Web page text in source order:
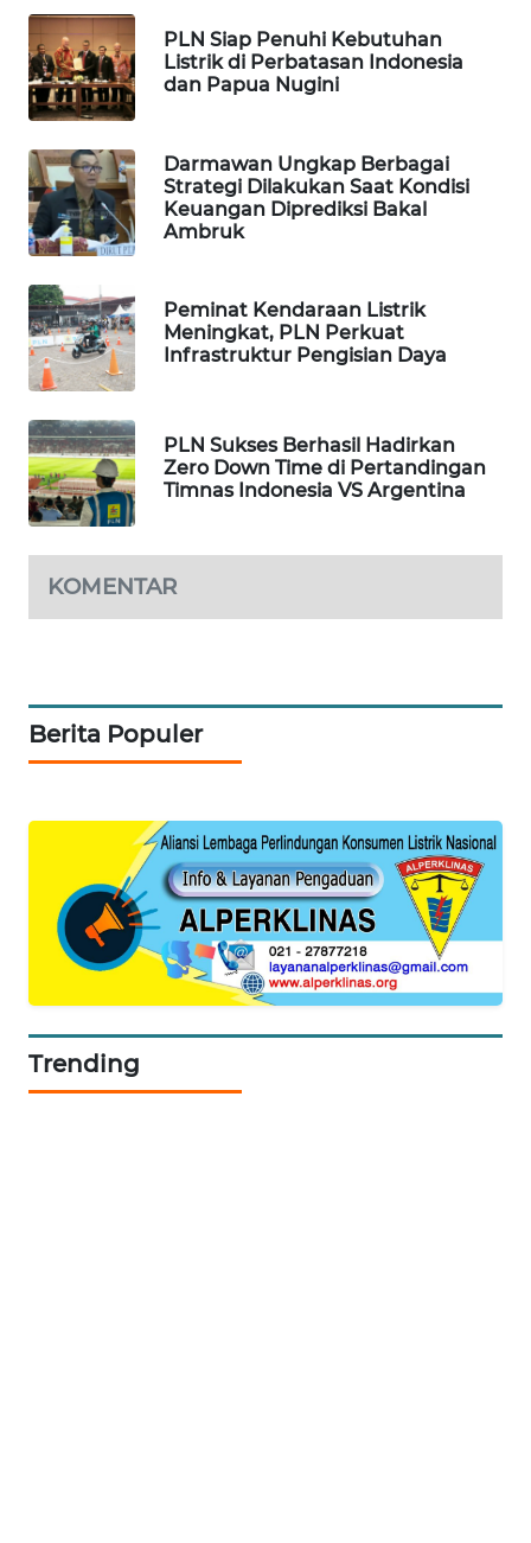
PLN Siap Penuhi Kebutuhan
Listrik di Perbatasan Indonesia
dan Papua Nugini
Darmawan Ungkap Berbagai
Strategi Dilakukan Saat Kondisi
Keuangan Diprediksi Bakal
Ambruk
Peminat Kendaraan Listrik
Meningkat, PLN Perkuat
Infrastruktur Pengisian Daya
PLN Sukses Berhasil Hadirkan
Zero Down Time di Pertandingan
Timnas Indonesia VS Argentina
KOMENTAR
Berita Populer
Trending
ENERGI
NEWS
CILEUNGSI
NEWS
BERKAT
NEWS
BERAMPU
NEWS
NEWS
AKHLAK
ID
PERAPKI
NEWS